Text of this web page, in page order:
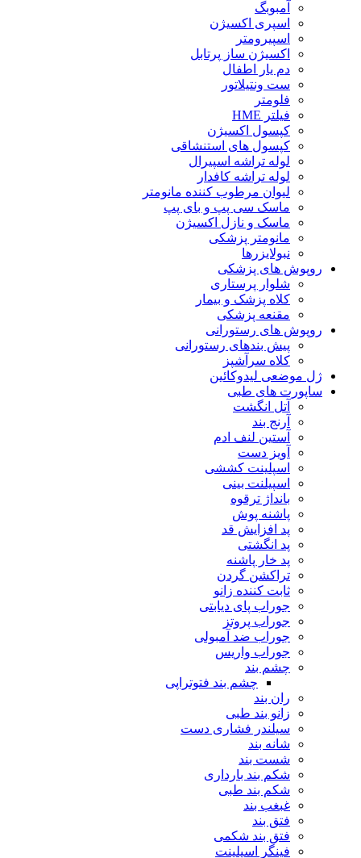
آمبوبگ
اسپری اکسیژن
اسپیرومتر
اکسیژن ساز پرتابل
دم یار اطفال
ست ونتیلاتور
فلومتر
فیلتر HME
کپسول اکسیژن
کپسول های استنشاقی
لوله تراشه اسپیرال
لوله تراشه کافدار
لیوان مرطوب کننده مانومتر
ماسک سی پپ و بای پپ
ماسک و نازل اکسیژن
مانومتر پزشکی
نبولایزرها
روپوش های پزشکی
شلوار پرستاری
کلاه پزشک و بیمار
مقنعه پزشکی
روپوش های رستورانی
پیش بندهای رستورانی
کلاه سرآشپز
ژل موضعی لیدوکائین
ساپورت های طبی
آتل انگشت
آرنج بند
آستین لنف ادم
آویز دست
اسپلینت کششی
اسپیلنت بینی
بانداژ ترقوه
پاشنه پوش
پد افزایش قد
پد انگشتی
پد خار پاشنه
تراکشن گردن
ثابت کننده زانو
جوراب پای دیابتی
جوراب پروتز
جوراب ضد آمبولی
جوراب واریس
چشم بند
چشم بند فتوتراپی
ران بند
زانو بند طبی
سیلندر فشاری دست
شانه بند
شست بند
شکم بند بارداری
شکم بند طبی
غبغب بند
فتق بند
فتق بند شکمی
فینگر اسپلینت